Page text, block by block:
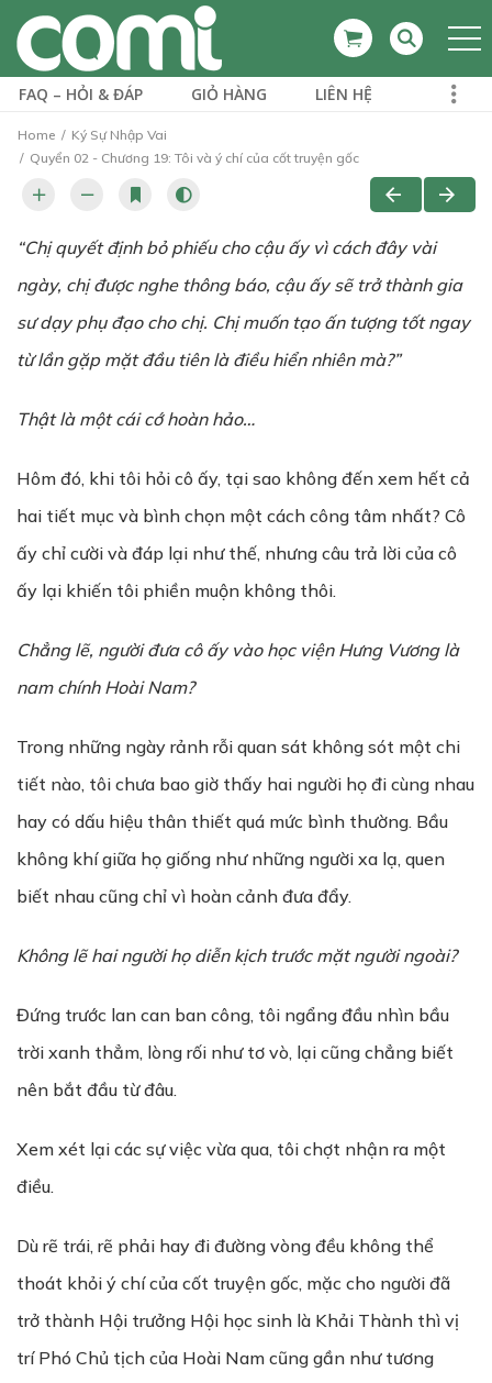
FAQ – HỎI & ĐÁP GIỎ HÀNG LIÊN HỆ
Home
Ký Sự Nhập Vai
Quyển 02 - Chương 19: Tôi và ý chí của cốt truyện gốc
“Chị quyết địnhbỏphiếu cho cậu ấy vì cách đây vài
ngày, chị đượcnghe thông báo, cậu ấy sẽ trở thành gia
sư dạy phụ đạo cho chị. Chị muốn tạo ấn tượng tốt ngay
từ lần gặp mặt đầu tiên là điều hiển nhiên mà?”
Thật là một cái cớ hoàn hảo…
Hôm đó, khi tôi hỏi cô ấy, tại sao không đến xem hết cả
hai tiết mục và bình chọn một cách công tâm nhất? Cô
ấy chỉ cười và đáp lại như thế, nhưng câu trả lời của cô
ấy lại khiến tôi phiền muộn không thôi.
Chẳng lẽ, người đưa cô ấy vào học viện Hưng Vương là
nam chính Hoài Nam?
Trong những ngày rảnh rỗi quan sát không sót một chi
tiết nào, tôi chưa bao giờ thấy hai người họ đi cùng nhau
hay có dấu hiệu thân thiết quá mức bình thường. Bầu
không khí giữa họ giống như những người xa lạ, quen
biết nhau cũng chỉ vì hoàn cảnh đưa đẩy.
Không lẽ hai người họ diễn kịch trước mặt người ngoài?
Đứng trước lan can ban công, tôi ngẩng đầu nhìn bầu
trời xanh thẳm, lòng rối như tơ vò, lại cũng chẳng biết
nên bắt đầu từ đâu.
Xem xét lại các sự việc vừa qua, tôi chợt nhận ra một
điều.
Dù rẽ trái, rẽ phải hay đi đường vòng đều không thể
thoát khỏi ý chí của cốt truyện gốc, mặc cho người đã
trở thành Hội trưởng Hội học sinh là Khải Thành thì vị
trí Phó Chủ tịch của Hoài Nam cũng gần như tương